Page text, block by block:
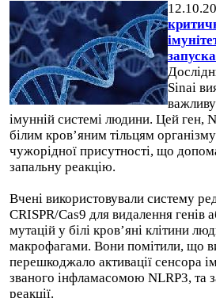
Sinai
імунній системі людини. Цей ген,
білим кров’яним тільцям
чужорідної присутності, що
запальну реакцію.
Вчені використовували систему
CRISPR/Cas9 для видалення генів
мутацій у білі кров’яні клітини
макрофагами. Вони помітили, що
перешкоджало активації сенсора
званого інфламасомою NLRP3, та
реакції.